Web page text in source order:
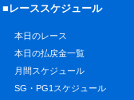
■レーススケジュール
本日のレース
本日の払戻金一覧
月間スケジュール
SG・PG1スケジュール